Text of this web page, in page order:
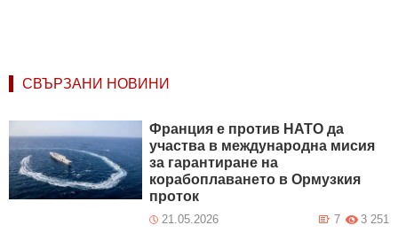
СВЪРЗАНИ НОВИНИ
Франция е против НАТО да
участва в международна мисия
за гарантиране на
корабоплаването в Ормузкия
проток
21.05.2026 3 251
7